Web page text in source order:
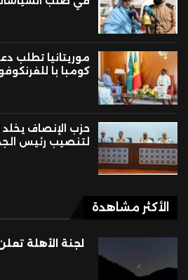
موريتانيا تطلب
كومبا با
حزب الإنصاف يخلد
لتنصيب رئيس
الأكثر مشاهدة
لجنة الأهلة